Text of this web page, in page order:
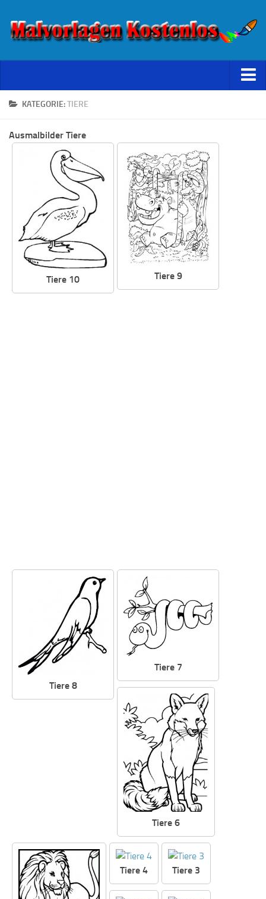
Starseite
KATEGORIE:TIERE
Ausmalbilder Tiere
Tiere 10 Tiere 9
Tiere 8
Tiere 7
Tiere 6
Tiere 4 Tiere 3